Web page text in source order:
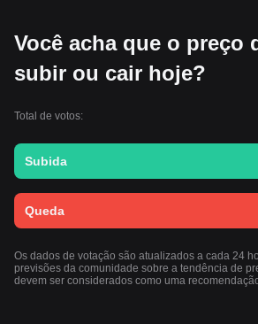
Você acha que o preço
subir ou cair hoje?
Total de votos:
Subida
Queda
Os dados de votação são atualizados a cada 24
previsões da comunidade sobre a tendência de
devem ser considerados como uma